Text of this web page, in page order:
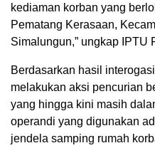
kediaman korban yang
Pematang Kerasaan,
Simalungun,” ungkap IPTU
Berdasarkan hasil
melakukan aksi pencurian
yang hingga kini masih
operandi yang digunakan
jendela samping rumah